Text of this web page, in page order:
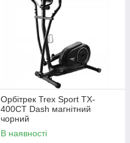
Орбітрек Trex Sport TX-
400CT Dash магнітний
чорний
В наявності